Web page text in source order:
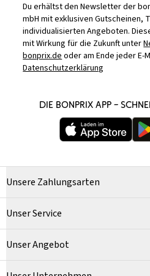
Du erhältst den Newsletter der
mbH mit exklusiven Gutscheinen,
individualisierten Angeboten.
mit Wirkung für die Zukunft unter
bonprix.deoder am Ende jeder E-
Datenschutzerklärung
DIE BONPRIX APP –
Unsere Zahlungsarten
Unser Service
Unser Angebot